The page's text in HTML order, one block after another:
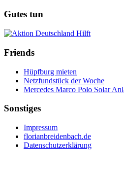
Gutes tun
Friends
Hüpfburg mieten
Netzfundstück der Woche
Mercedes Marco Polo Solar
Sonstiges
Impressum
florianbreidenbach.de
Datenschutzerklärung